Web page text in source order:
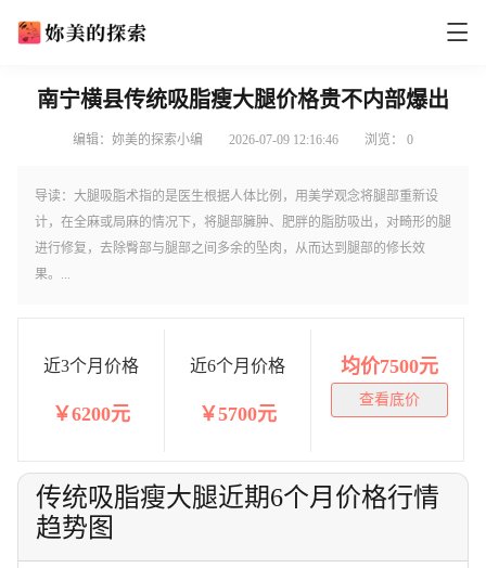
南宁横县传统吸脂瘦大腿价格贵不内部爆出
编辑：妳美的探索小编 2026-07-09 12:16:46 浏览： 0
导读：大腿吸脂术指的是医生根据人体比例，用美学观念将腿部重新设
计，在全麻或局麻的情况下，将腿部臃肿、肥胖的脂肪吸出，对畸形的腿
进行修复，去除臀部与腿部之间多余的坠肉，从而达到腿部的修长效
果。...
均价7500元
查看底价
近3个月价格
￥6200元
近6个月价格
￥5700元
传统吸脂瘦大腿近期6个月价格行情
趋势图